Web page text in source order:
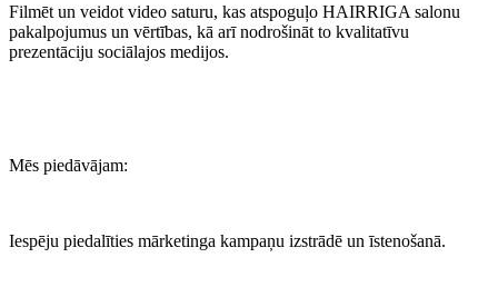
Filmēt un veidot video saturu, kas atspoguļo HAIRRIGA salonu
pakalpojumus un vērtības, kā arī nodrošināt to kvalitatīvu
prezentāciju sociālajos medijos.
Mēs piedāvājam:
Iespēju piedalīties mārketinga kampaņu izstrādē un īstenošanā.